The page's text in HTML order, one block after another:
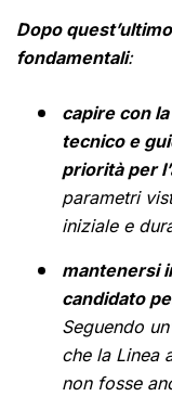
Dopo
fondamentali:
capire con
tecnico e
priorità per
parametri
iniziale e
mantenersi
candidato
Seguendo
che la Linea
non fosse